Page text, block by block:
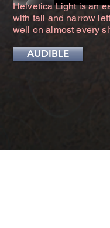
Helvetica Light is an
with tall and narrow
well on almost every
AUDIBLE